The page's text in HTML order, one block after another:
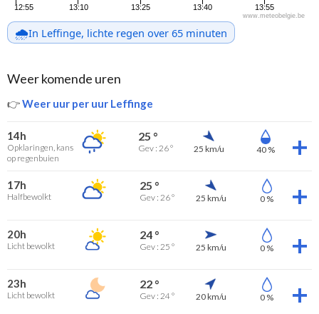
12:55 13:10 13:25 13:40 13:55
www.meteobelgie.be
🌧️In Leffinge, lichte regen over 65 minuten
Weer komende uren
👉Weer uur per uur Leffinge
14h
Opklaringen, kans
op regenbuien
25 °
Gev : 26 ° 25 km/u 40 %
17h
Halfbewolkt
25 °
Gev : 26 ° 25 km/u 0 %
20h
Licht bewolkt
24 °
Gev : 25 ° 25 km/u 0 %
23h
Licht bewolkt
22 °
Gev : 24 ° 20 km/u 0 %